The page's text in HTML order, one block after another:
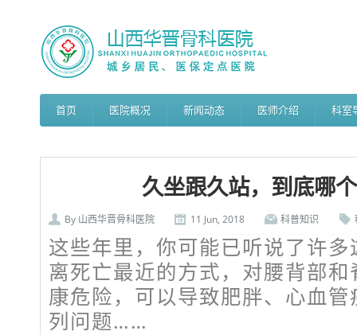
首页 医院概况 新闻动态 医师介绍 科室
久坐跟久站，到底哪
By 山西华晋骨科医院 11 Jun, 2018 科普知识
这些年里，你可能已听说了许多
离死亡最近的方式，对腰背部
康危险，可以导致肥胖、心血
列问题……